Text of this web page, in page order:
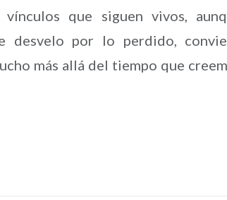
que siguen vivos,
desvelo por lo perdido,
más allá del tiempo que